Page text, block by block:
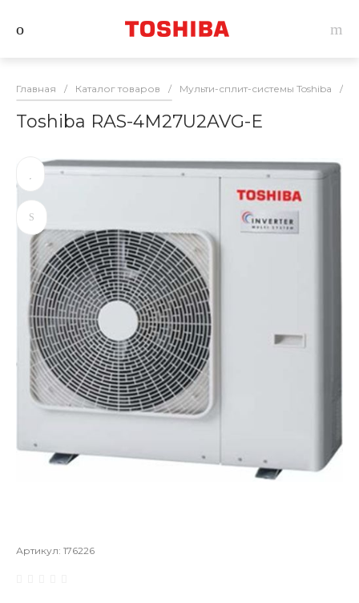
Главная / Каталог товаров / Мульти-сплит-системы Toshiba /
Toshiba RAS-4M27U2AVG-E
Артикул: 176226